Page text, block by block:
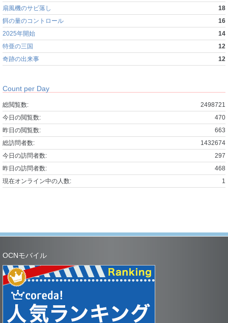
扇風機のサビ落し
18
餌の量のコントロール
16
2025年開始
14
特亜の三国
12
奇跡の出来事
12
Count per Day
2498721
総閲覧数:
470
今日の閲覧数:
663
昨日の閲覧数:
1432674
総訪問者数:
297
今日の訪問者数:
468
昨日の訪問者数:
1
現在オンライン中の人数:
OCNモバイル